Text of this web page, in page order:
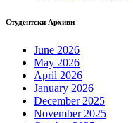
Студентски Архиви
June 2026
May 2026
April 2026
January 2026
December 2025
November 2025